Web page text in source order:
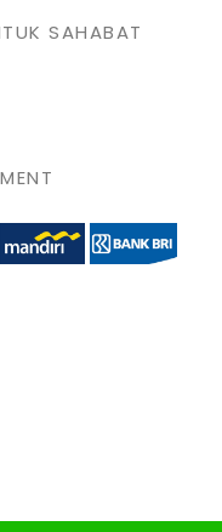
SAHABAT